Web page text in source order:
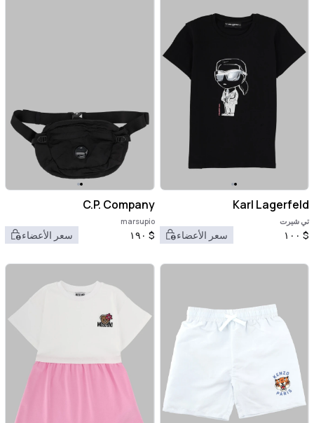
Karl Lagerfeld
تي شيرت
$ ١٠٠ سعر الأعضاء
C.P. Company
marsupio
$ ١٩٠ سعر الأعضاء